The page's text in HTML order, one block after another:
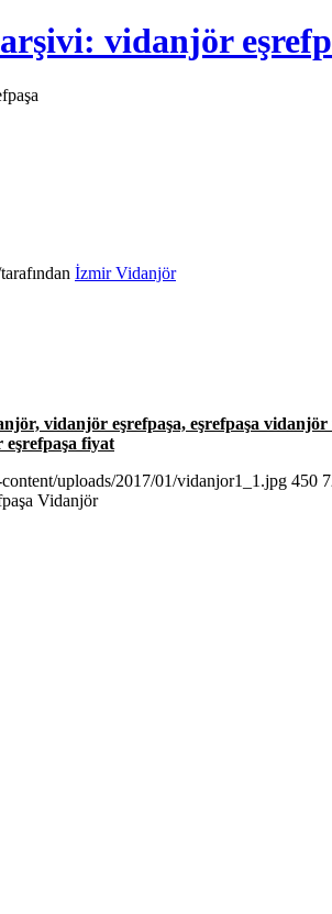
vidanjör
tarafından İzmir Vidanjör
vidanjör eşrefpaşa, eşrefpaşa
fiyat
uploads/2017/01/vidanjor1_1.jpg 450
Vidanjör